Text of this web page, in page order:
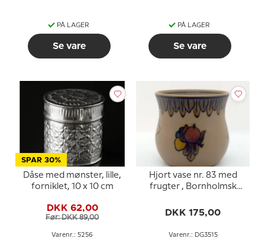
PÅ LAGER
Se vare
PÅ LAGER
Se vare
SPAR 30%
Dåse med mønster, lille,
forniklet, 10 x 10 cm
DKK 62,00
Før: DKK 89,00
Varenr.: 5256
Hjort vase nr. 83 med
frugter , Bornholmsk
DKK 175,00
Varenr.: DG3515